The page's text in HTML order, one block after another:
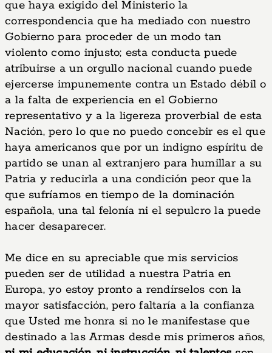
que haya exigido del Ministerio la
correspondencia que ha mediado con nuestro
Gobierno para proceder de un modo tan
violento como injusto; esta conducta puede
atribuirse a un orgullo nacional cuando puede
ejercerse impunemente contra un Estado débil o
a la falta de experiencia en el Gobierno
representativo y a la ligereza proverbial de esta
Nación, pero lo que no puedo concebir es el que
haya americanos que por un indigno espíritu de
partido se unan al extranjero para humillar a su
Patria y reducirla a una condición peor que la
que sufríamos en tiempo de la dominación
española, una tal felonía ni el sepulcro la puede
hacer desaparecer.
Me dice en su apreciable que mis servicios
pueden ser de utilidad a nuestra Patria en
Europa, yo estoy pronto a rendírselos con la
mayor satisfacción, pero faltaría a la confianza
que Usted me honra si no le manifestase que
destinado a las Armas desde mis primeros años,